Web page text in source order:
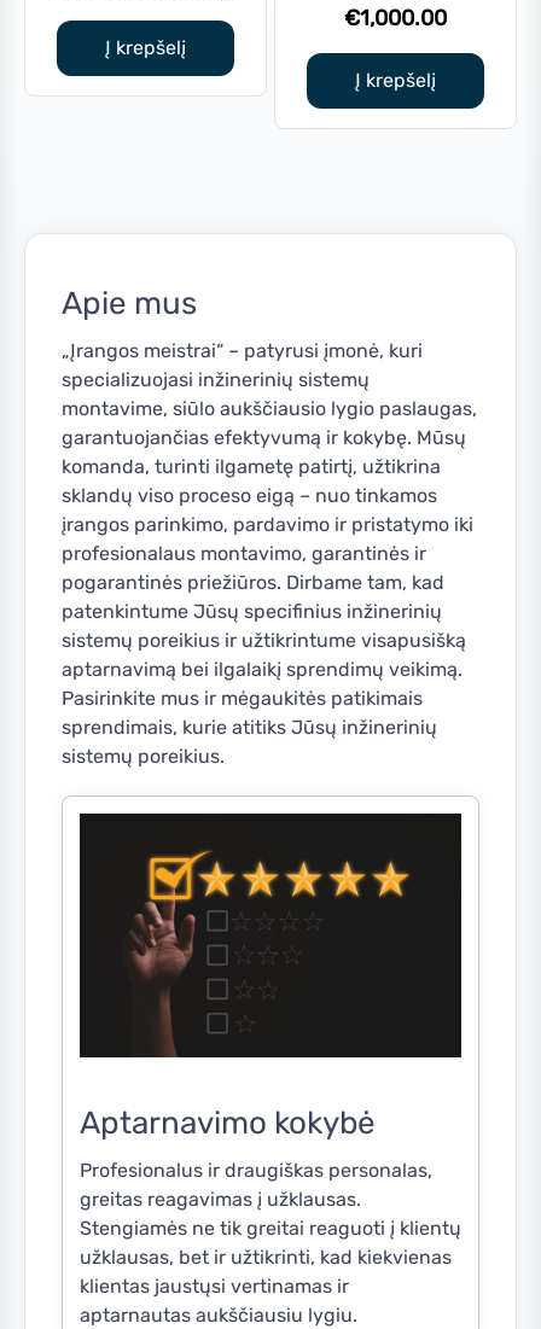
price
was:
€1,136.00.
Į krepšelį
price
was:
€1,000.00Current
price
Į krepšelį
Apie mus
„Įrangos meistrai“ – patyrusi įmonė, kuri
specializuojasi inžinerinių sistemų
montavime, siūlo aukščiausio lygio paslaugas,
garantuojančias efektyvumą ir kokybę. Mūsų
komanda, turinti ilgametę patirtį, užtikrina
sklandų viso proceso eigą – nuo tinkamos
įrangos parinkimo, pardavimo ir pristatymo iki
profesionalaus montavimo, garantinės ir
pogarantinės priežiūros. Dirbame tam, kad
patenkintume Jūsų specifinius inžinerinių
sistemų poreikius ir užtikrintume visapusišką
aptarnavimą bei ilgalaikį sprendimų veikimą.
Pasirinkite mus ir mėgaukitės patikimais
sprendimais, kurie atitiks Jūsų inžinerinių
sistemų poreikius.
Aptarnavimo kokybė
Profesionalus ir draugiškas personalas,
greitas reagavimas į užklausas.
Stengiamės ne tik greitai reaguoti į klientų
užklausas, bet ir užtikrinti, kad kiekvienas
klientas jaustųsi vertinamas ir
aptarnautas aukščiausiu lygiu.